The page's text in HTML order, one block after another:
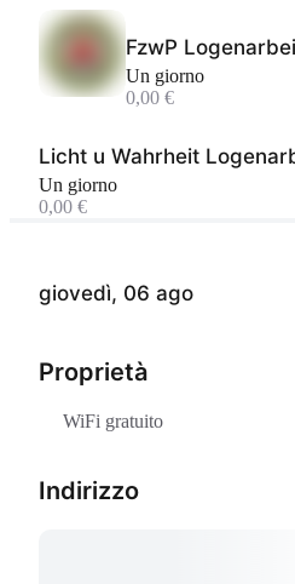
giovedì, 06 ago
Proprietà
WiFi gratuito
Indirizzo
FzwP
Un giorno
0,00 €
Licht u Wahrheit
Un giorno
0,00 €